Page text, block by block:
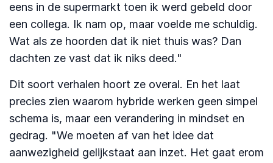
eens in de supermarkt toen ik werd gebeld door
een collega. Ik nam op, maar voelde me schuldig.
Wat als ze hoorden dat ik niet thuis was? Dan
dachten ze vast dat ik niks deed."
Dit soort verhalen hoort ze overal. En het laat
precies zien waarom hybride werken geen simpel
schema is, maar een verandering in mindset en
gedrag. "We moeten af van het idee dat
aanwezigheid gelijkstaat aan inzet. Het gaat erom